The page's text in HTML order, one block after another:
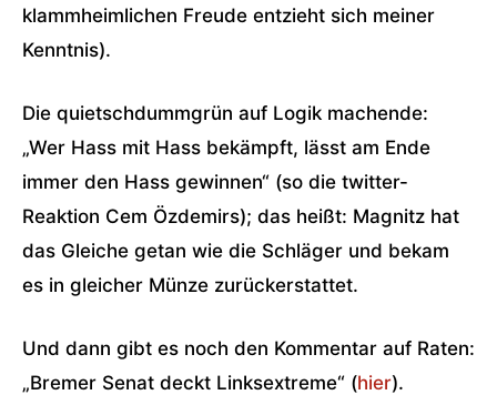
klammheimlichen Freude entzieht sich meiner
Kenntnis).
Die quietschdummgrün auf Logik machende:
„Wer Hass mit Hass bekämpft, lässt am Ende
immer den Hass gewinnen“ (so die twitter-
Reaktion Cem Özdemirs); das heißt: Magnitz hat
das Gleiche getan wie die Schläger und bekam
es in gleicher Münze zurückerstattet.
Und dann gibt es noch den Kommentar auf Raten:
„Bremer Senat deckt Linksextreme“ (hier).